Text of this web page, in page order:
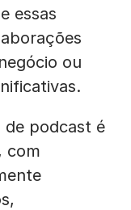
essas
ou
de podcast é
com